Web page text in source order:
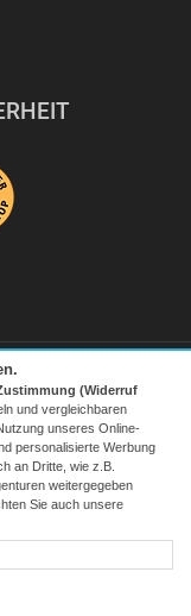
Unverbindliche
höher
(Widerruf
und vergleichbaren
unseres Online-
personalisierte Werbung
an Dritte, wie z.B.
weitergegeben
Sie auch unsere